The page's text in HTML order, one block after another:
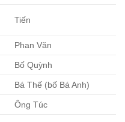
Tiến
Phan Văn
Bố Quỳnh
Bá Thế (bố Bá Anh)
Ông Túc